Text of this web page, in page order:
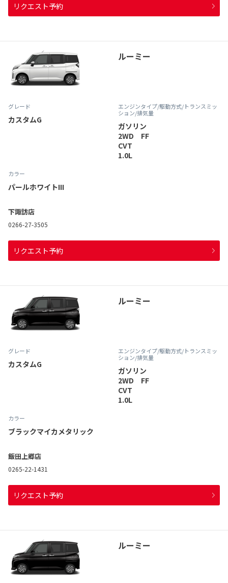
リクエスト予約
ルーミー
グレード
カスタムG
エンジンタイプ/駆動方式/トランスミッ
ション/排気量
ガソリン
2WD FF
CVT
1.0L
カラー
パールホワイトIII
下諏訪店
0266-27-3505
リクエスト予約
ルーミー
グレード
カスタムG
エンジンタイプ/駆動方式/トランスミッ
ション/排気量
ガソリン
2WD FF
CVT
1.0L
カラー
ブラックマイカメタリック
飯田上郷店
0265-22-1431
リクエスト予約
ルーミー